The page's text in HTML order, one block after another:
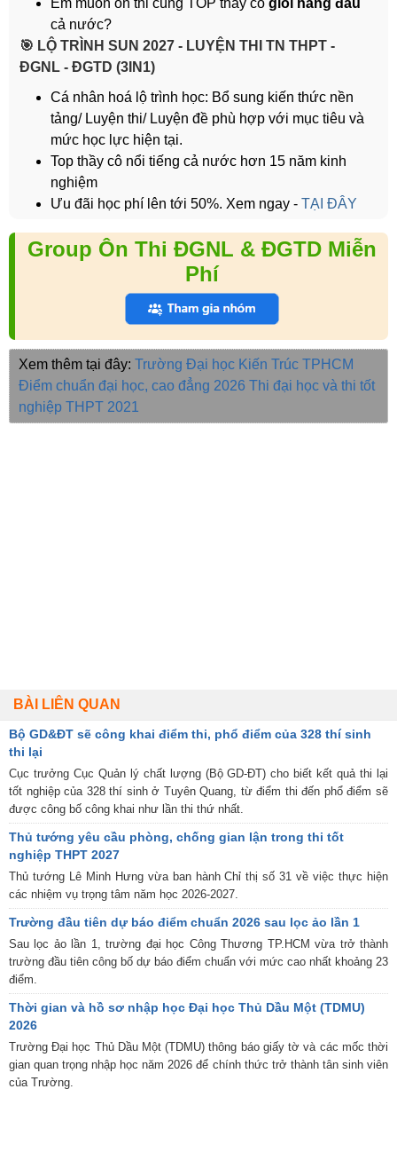
Em muốn ôn thi cùng TOP thầy cô giỏi hàng đầu
cả nước?
️🎯 LỘ TRÌNH SUN 2027 - LUYỆN THI TN THPT -
ĐGNL - ĐGTD (3IN1)
Cá nhân hoá lộ trình học: Bổ sung kiến thức nền
tảng/ Luyện thi/ Luyện đề phù hợp với mục tiêu và
mức học lực hiện tại.
Top thầy cô nổi tiếng cả nước hơn 15 năm kinh
nghiệm
Ưu đãi học phí lên tới 50%. Xem ngay - TẠI ĐÂY
Group Ôn Thi ĐGNL & ĐGTD Miễn
Phí
Xem thêm tại đây: Trường Đại học Kiến Trúc TPHCM
Điểm chuẩn đại học, cao đẳng 2026 Thi đại học và thi tốt
nghiệp THPT 2021
BÀI LIÊN QUAN
Bộ GD&ĐT sẽ công khai điểm thi, phổ điểm của 328 thí sinh
thi lại
Cục trưởng Cục Quản lý chất lượng (Bộ GD-ĐT) cho biết kết quả thi lại
tốt nghiệp của 328 thí sinh ở Tuyên Quang, từ điểm thi đến phổ điểm sẽ
được công bố công khai như lần thi thứ nhất.
Thủ tướng yêu cầu phòng, chống gian lận trong thi tốt
nghiệp THPT 2027
Thủ tướng Lê Minh Hưng vừa ban hành Chỉ thị số 31 về việc thực hiện
các nhiệm vụ trọng tâm năm học 2026-2027.
Trường đầu tiên dự báo điểm chuẩn 2026 sau lọc ảo lần 1
Sau lọc ảo lần 1, trường đại học Công Thương TP.HCM vừa trở thành
trường đầu tiên công bố dự báo điểm chuẩn với mức cao nhất khoảng 23
điểm.
Thời gian và hồ sơ nhập học Đại học Thủ Dầu Một (TDMU)
2026
Trường Đại học Thủ Dầu Một (TDMU) thông báo giấy tờ và các mốc thời
gian quan trọng nhập học năm 2026 để chính thức trở thành tân sinh viên
của Trường.